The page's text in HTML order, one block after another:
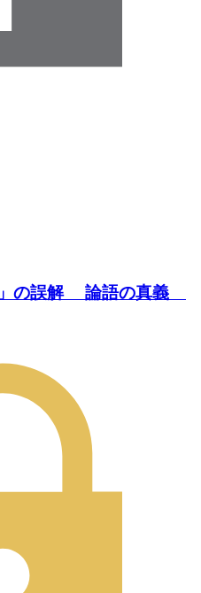
」の誤解 論語の真義